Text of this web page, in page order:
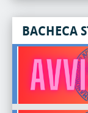
BACHECA